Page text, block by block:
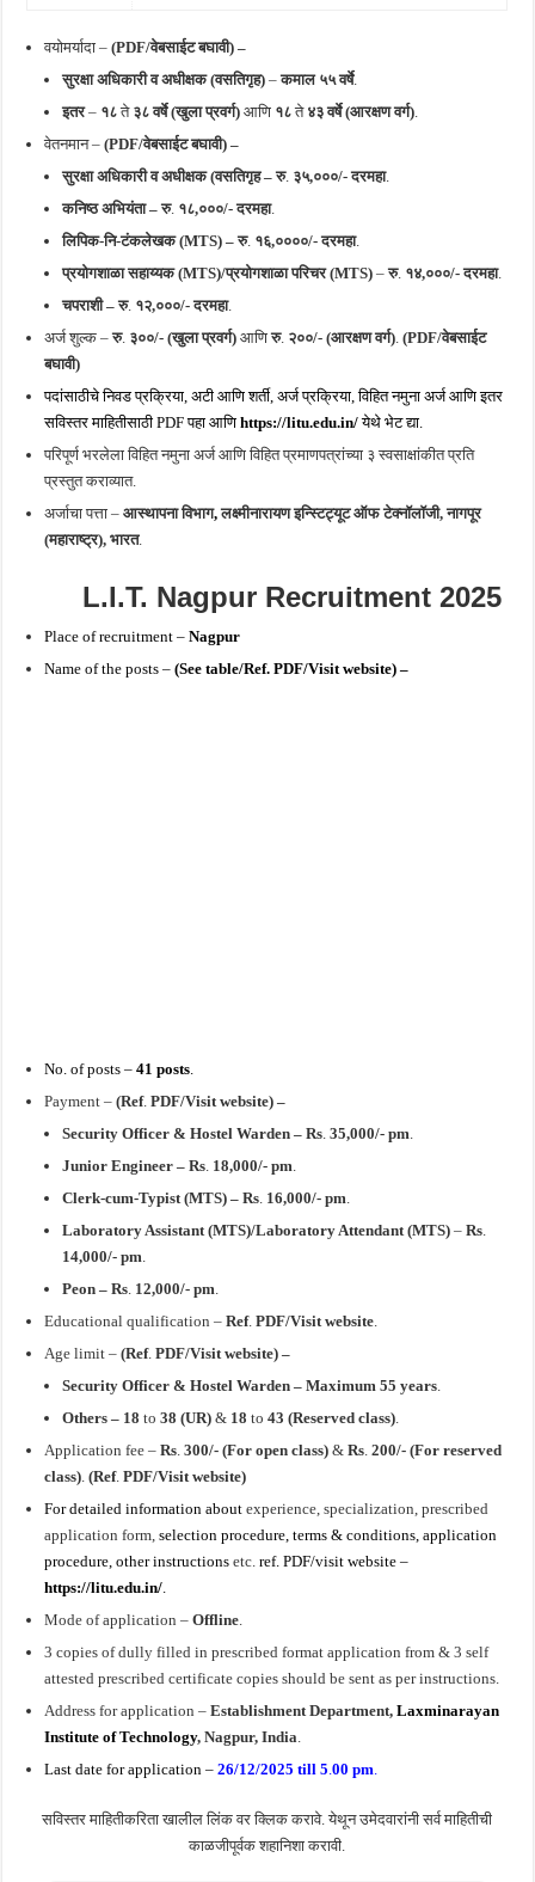
वयोमर्यादा –(PDF/वेबसाईट बघावी) –
सुरक्षा अधिकारी व अधीक्षक (वसतिगृह) –कमाल ५५ वर्षे.
इतर– १८ते ३८ वर्षे (खुला प्रवर्ग)आणि १८ते ४३ वर्षे (आरक्षण वर्ग)
वेतनमान –(PDF/वेबसाईट बघावी) –
सुरक्षा अधिकारी व अधीक्षक (वसतिगृह – रु. ३५,०००/- दरमहा.
कनिष्ठ अभियंता – रु. १८,०००/- दरमहा.
लिपिक-नि-टंकलेखक (MTS) – रु. १६,००००/- दरमहा.
प्रयोगशाळा सहाय्यक (MTS)/प्रयोगशाळापरिचर (MTS)–रु. १४,०००/- दरमहा.
चपराशी – रु. १२,०००/- दरमहा.
अर्ज शुल्क –रु. ३००/- (खुला प्रवर्ग) आणिरु. २००/- (आरक्षण वर्ग) .(PDF/वेबसाईट
बघावी)
पदांसाठीचे निवड प्रक्रिया, अटी आणि शर्ती, अर्ज प्रक्रिया, विहित नमुना अर्ज आणि इतर
सविस्तर माहितीसाठी PDF पहा आणिhttps://litu.edu.in/येथे भेट द्या.
परिपूर्ण भरलेला विहित नमुना अर्ज आणि विहित प्रमाणपत्रांच्या ३ स्वसाक्षांकीत प्रति
प्रस्तुत कराव्यात.
अर्जाचा पत्ता –आस्थापना विभाग,लक्ष्मीनारायण इन्स्टिट्यूट ऑफ टेक्नॉलॉजी, नागपूर
(महाराष्ट्र), भारत.
L.I.T. Nagpur Recruitment 2025
Place of recruitment –Nagpur
Name of the posts – (See table/Ref. PDF/Visit website) –
No. of posts – 41 posts
Payment – (Ref. PDF/Visit website) –
Security Officer & Hostel Warden – Rs .35,000/- pm
Junior Engineer – Rs 18,000/- pm
Clerk-cum-Typist (MTS) –Rs 16,000/- pm
Laboratory Assistant (MTS)/Laboratory Attendant (MTS)– Rs
14,000/- pm
Peon – Rs 12,000/- pm
Educational qualification – Ref. PDF/Visit website
Age limit –(Ref. PDF/Visit website) –
Security Officer & Hostel Warden – Maximum 55 years
Others – 18to38 (UR)& 18to43 (Reserved class)
Application fee –Rs 300/- (For open class)& Rs 200/- (For reserved
class) .(Ref. PDF/Visit website)
For detailed information about experience, specialization, prescribed
application form,selection procedure, terms & conditions, application
procedure, other instructionsetc.ref. PDF/visit website –
https://litu.edu.in/
Mode of application –Offline
3 copies of dully filled in prescribed format application from & 3 self
attested prescribed certificate copies should be sent as per instructions.
Address for application –Establishment Department,Laxminarayan
Institute of Technology, Nagpur, India
Last date for application –26/12/2025 till 5 .00 pm
सविस्तर माहितीकरिता खालील लिंक वर क्लिक करावे. येथून उमेदवारांनी सर्व माहितीची
काळजीपूर्वक शहानिशा करावी.